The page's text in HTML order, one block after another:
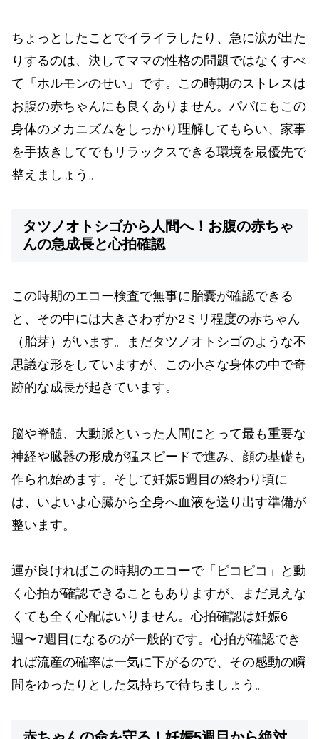
ちょっとしたことでイライラしたり、急に涙が出た
りするのは、決してママの性格の問題ではなくすべ
て「ホルモンのせい」です。この時期のストレスは
お腹の赤ちゃんにも良くありません。パパにもこの
身体のメカニズムをしっかり理解してもらい、家事
を手抜きしてでもリラックスできる環境を最優先で
整えましょう。
タツノオトシゴから人間へ！お腹の赤ちゃ
んの急成長と心拍確認
この時期のエコー検査で無事に胎嚢が確認できる
と、その中には大きさわずか2ミリ程度の赤ちゃん
（胎芽）がいます。まだタツノオトシゴのような不
思議な形をしていますが、この小さな身体の中で奇
跡的な成長が起きています。
脳や脊髄、大動脈といった人間にとって最も重要な
神経や臓器の形成が猛スピードで進み、顔の基礎も
作られ始めます。そして妊娠5週目の終わり頃に
は、いよいよ心臓から全身へ血液を送り出す準備が
整います。
運が良ければこの時期のエコーで「ピコピコ」と動
く心拍が確認できることもありますが、まだ見えな
くても全く心配はいりません。心拍確認は妊娠6
週〜7週目になるのが一般的です。心拍が確認でき
れば流産の確率は一気に下がるので、その感動の瞬
間をゆったりとした気持ちで待ちましょう。